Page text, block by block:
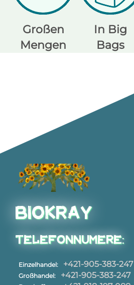
Großen
Mengen
In Big
Bags
BioKray
Telefonnumere:
Einzelhandel: +421-905-383-247
Großhandel: +421-905-383-247